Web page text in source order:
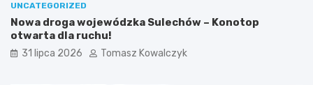
UNCATEGORIZED
Nowa droga wojewódzka Sulechów – Konotop
otwarta dla ruchu!
31 lipca 2026 Tomasz Kowalczyk